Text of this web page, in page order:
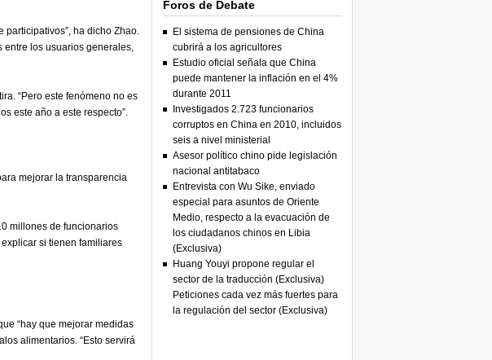
participativos”, ha dicho Zhao.
entre los usuarios generales,
“Pero este fenómeno no es
este año a este respecto”.
mejorar la transparencia
millones de funcionarios
si tienen familiares
“hay que mejorar medidas
alimentarios. “Esto servirá
Foros de Debate
El sistema de pensiones de China
cubrirá a los agricultores
Estudio oficial señala que China
puede mantener la inflación en el 4%
durante 2011
Investigados 2.723 funcionarios
corruptos en China en 2010, incluidos
seis a nivel ministerial
Asesor político chino pide legislación
nacional antitabaco
Entrevista con Wu Sike, enviado
especial para asuntos de Oriente
Medio, respecto a la evacuación de
los ciudadanos chinos en Libia
(Exclusiva)
Huang Youyi propone regular el
sector de la traducción (Exclusiva)
Peticiones cada vez más fuertes para
la regulación del sector (Exclusiva)